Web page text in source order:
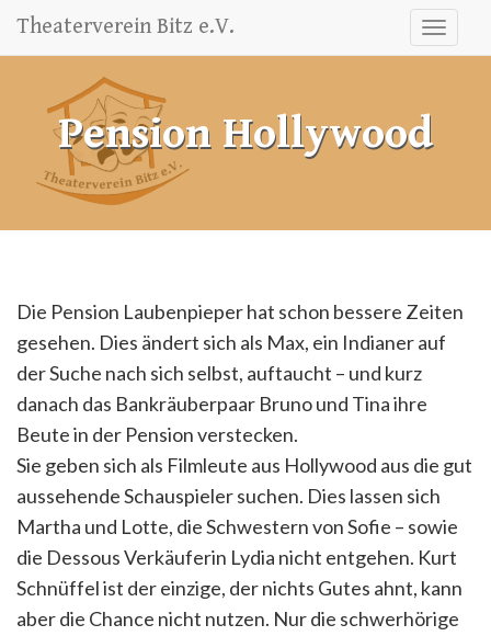
Toggle
Theaterverein Bitz e.V.
Pension Hollywood
Die Pension Laubenpieper hat schon bessere Zeiten
gesehen. Dies ändert sich als Max, ein Indianer auf
der Suche nach sich selbst, auftaucht – und kurz
danach das Bankräuberpaar Bruno und Tina ihre
Beute in der Pension verstecken.
Sie geben sich als Filmleute aus Hollywood aus die gut
aussehende Schauspieler suchen. Dies lassen sich
Martha und Lotte, die Schwestern von Sofie – sowie
die Dessous Verkäuferin Lydia nicht entgehen. Kurt
Schnüffel ist der einzige, der nichts Gutes ahnt, kann
aber die Chance nicht nutzen. Nur die schwerhörige